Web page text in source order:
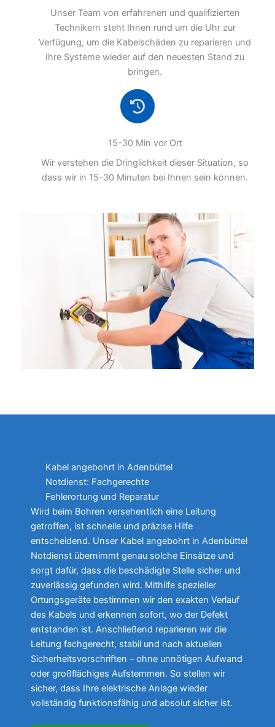
Unser Team von erfahrenen und qualifizierten
Technikern steht Ihnen rund um die Uhr zur
Verfügung, um die Kabelschäden zu reparieren und
Ihre Systeme wieder auf den neuesten Stand zu
bringen.
15-30 Min vor Ort
Wir verstehen die Dringlichkeit dieser Situation, so
dass wir in 15-30 Minuten bei Ihnen sein können.
Kabel angebohrt in Adenbüttel
Notdienst: Fachgerechte
Fehlerortung und Reparatur
Wird beim Bohren versehentlich eine Leitung
getroffen, ist schnelle und präzise Hilfe
entscheidend. Unser Kabel angebohrt in Adenbüttel
Notdienst übernimmt genau solche Einsätze und
sorgt dafür, dass die beschädigte Stelle sicher und
zuverlässig gefunden wird. Mithilfe spezieller
Ortungsgeräte bestimmen wir den exakten Verlauf
des Kabels und erkennen sofort, wo der Defekt
entstanden ist. Anschließend reparieren wir die
Leitung fachgerecht, stabil und nach aktuellen
Sicherheitsvorschriften – ohne unnötigen Aufwand
oder großflächiges Aufstemmen. So stellen wir
sicher, dass Ihre elektrische Anlage wieder
vollständig funktionsfähig und absolut sicher ist.